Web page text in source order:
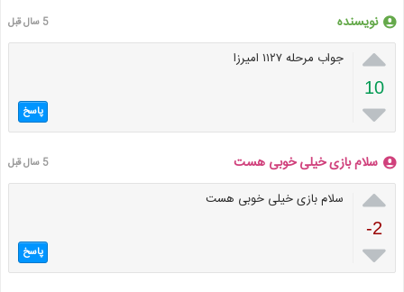
نویسنده 5 سال قبل

10

جواب مرحله ۱۱۲۷ امیرزا
پاسخ
سلام بازی خیلی خوبی هست 5 سال قبل

-2

سلام بازی خیلی خوبی هست
پاسخ